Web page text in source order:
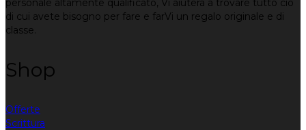
personale altamente qualificato, Vi aiuterà a trovare tutto ciò
di cui avete bisogno per fare e farVi un regalo originale e di
classe.
Shop
Offerte
Scrittura